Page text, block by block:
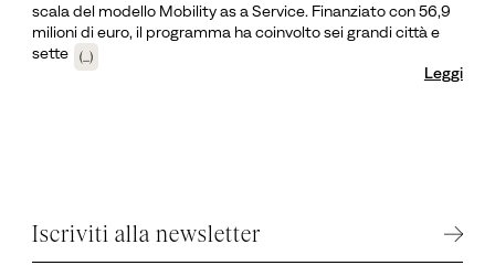
scala del modello Mobility as a Service. Finanziato con 56,9
milioni di euro, il programma ha coinvolto sei grandi città e
sette
(...)
Leggi
Iscriviti alla newsletter